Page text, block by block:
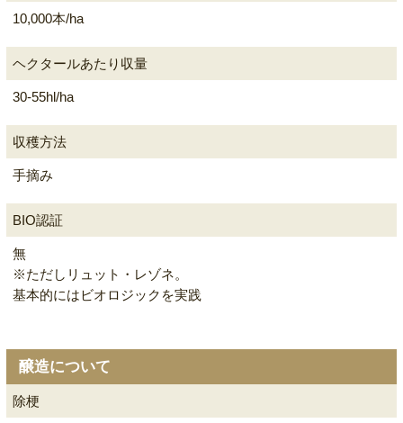
10,000本/ha
ヘクタールあたり収量
30-55hl/ha
収穫方法
手摘み
BIO認証
無
※ただしリュット・レゾネ。
基本的にはビオロジックを実践
醸造について
除梗